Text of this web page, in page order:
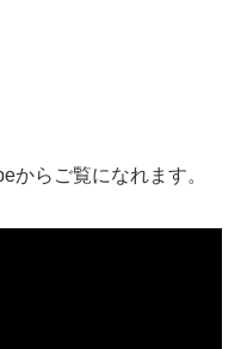
からご覧になれます。